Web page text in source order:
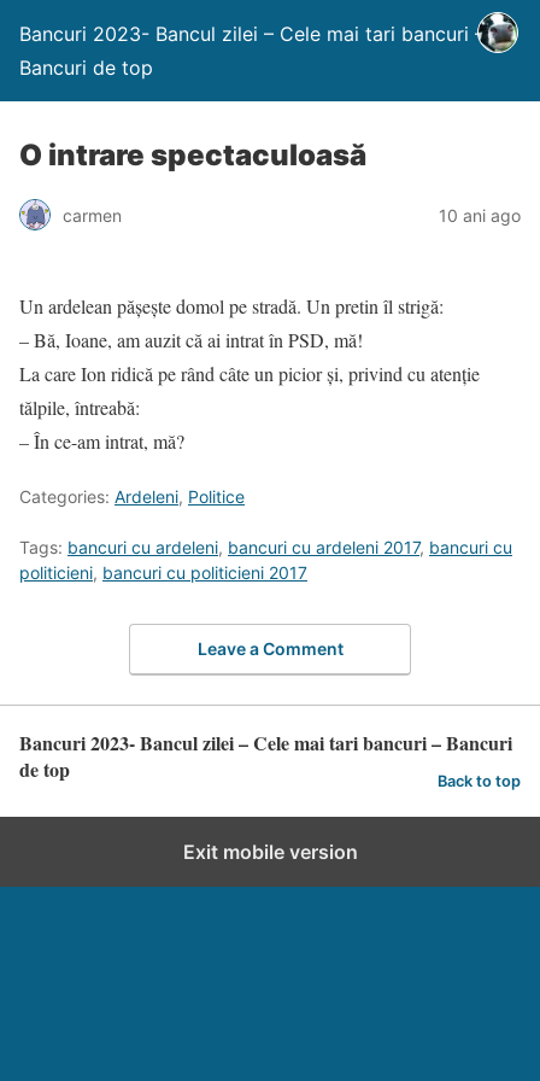
Bancuri 2023- Bancul zilei – Cele mai tari bancuri –
Bancuri de top
O intrare spectaculoasă
carmen 10 ani ago
Un ardelean păşeşte domol pe stradă. Un pretin îl strigă:
– Bă, Ioane, am auzit că ai intrat în PSD, mă!
La care Ion ridică pe rând câte un picior și, privind cu atenție
tălpile, întreabă:
– În ce-am intrat, mă?
Categories: Ardeleni, Politice
Tags: bancuri cu ardeleni, bancuri cu ardeleni 2017, bancuri cu
politicieni, bancuri cu politicieni 2017
Leave a Comment
Bancuri 2023- Bancul zilei – Cele mai tari bancuri – Bancuri
de top
Back to top
Exit mobile version